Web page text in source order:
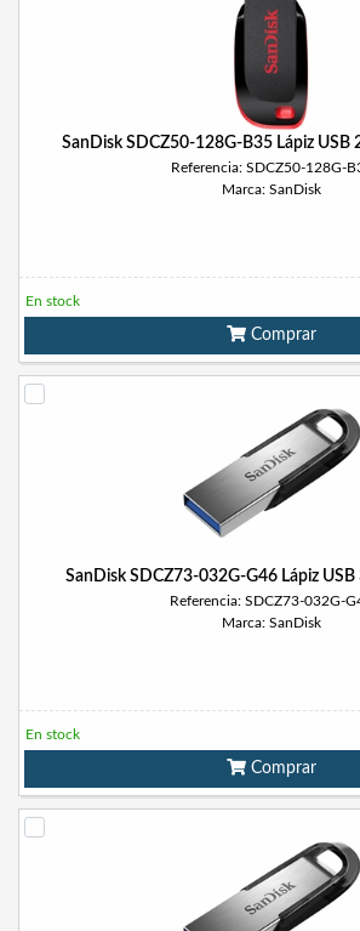
SanDisk SDCZ50-128G-B35 Lápiz USB
Referencia: SDCZ50-128G-
Marca: SanDisk
En stock
Comprar
SanDisk SDCZ73-032G-G46 Lápiz USB
Referencia: SDCZ73-032G-
Marca: SanDisk
En stock
Comprar